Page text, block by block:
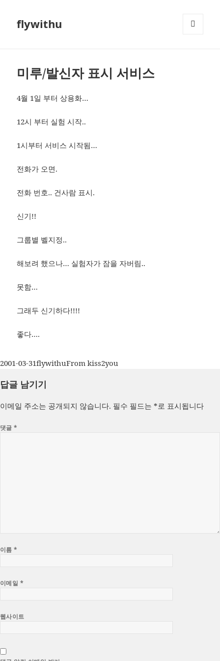
flywithu
미루/발신자 표시 서비스
4월 1일 부터 상용화…
12시 부터 실험 시작..
1시부터 서비스 시작됨…
전화가 오면.
전화 번호.. 건사람 표시.
신기!!
그룹별 벨지정..
해보려 했으나… 실험자가 잠을 자버림..
못함…
그래두 신기하다!!!!
좋다….
작
일
2001-03-31글
이
flywithu카
From kiss2you
답글 남기기
이메일 주소는 공개되지 않습니다. 필수 필드는 *로 표시됩니다
댓글*
이름*
이메일 *
웹사이트